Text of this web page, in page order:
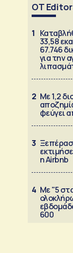
OT
1
33,58
67.746
για την
2 Με 1,2
φεύγει
3
η Airbnb
4 Με "5
600